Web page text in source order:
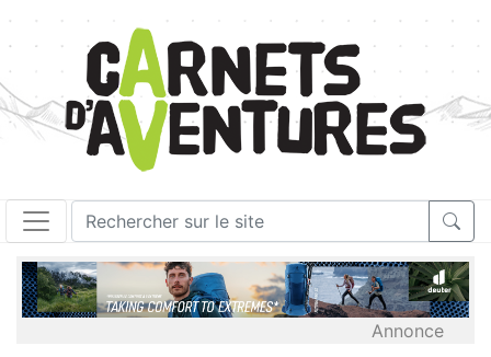
Annonce